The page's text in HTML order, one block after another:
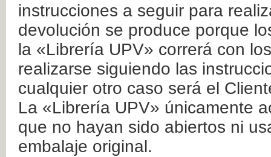
instrucciones a seguir para
devolución se produce porque
la «Librería UPV» correrá con
realizarse siguiendo las
cualquier otro caso será el
La «Librería UPV» únicamente
que no hayan sido abiertos ni
embalaje original.